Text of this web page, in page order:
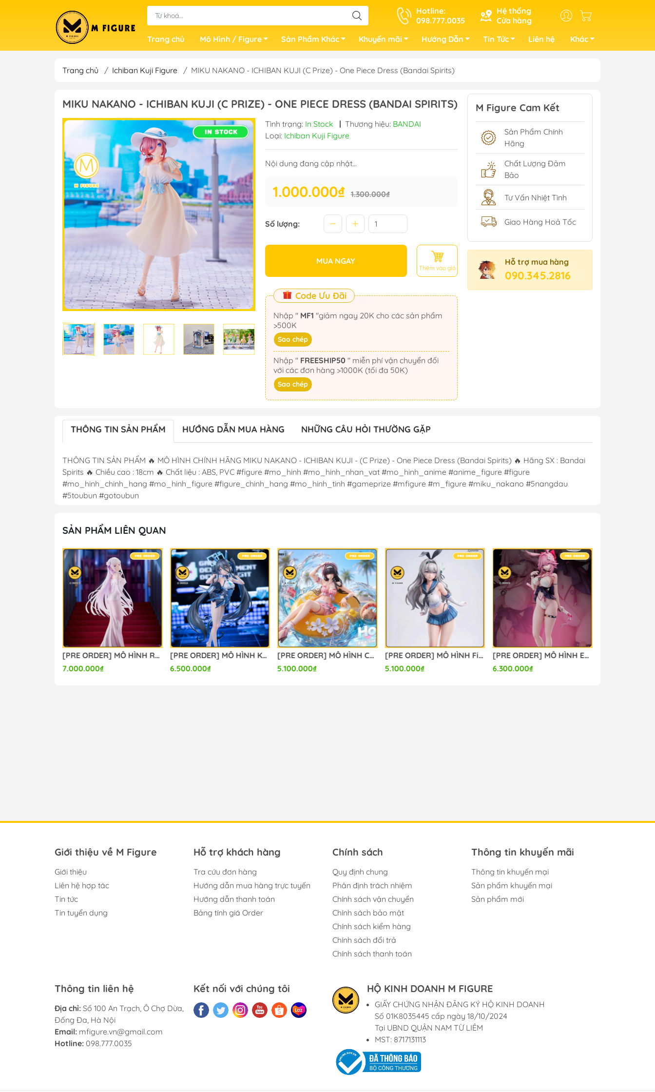
Hotline:
098.777.0035
Hệ thống
Cửa hàng
Trang chủ
Mô Hình / Figure Sản Phẩm Khác Khuyến mãi Hướng Dẫn Tin Tức Liên hệ Khác
Trang chủ / Ichiban Kuji Figure / MIKU NAKANO - ICHIBAN KUJI (C Prize) - One Piece Dress (Bandai Spirits)
MIKU NAKANO - ICHIBAN KUJI (C PRIZE) - ONE PIECE DRESS (BANDAI SPIRITS)
Tình trạng: In Stock | Thương hiệu: BANDAI
Loại: Ichiban Kuji Figure
Nội dung đang cập nhật...
1.000.000₫ 1.300.000₫
Số lượng:
MUA NGAY
Thêm vào giỏ
Code Ưu Đãi
Nhập " MF1
>500K
Sao chép
Nhập " FREESHIP50" miễn phí vận chuyển đối
với các đơn hàng >1000K (tối đa 50K)
Sao chép
M Figure Cam Kết
Sản Phẩm Chính
Hãng
Chất Lượng Đảm
Bảo
Tư Vấn Nhiệt Tình
Giao Hàng Hoả Tốc
Hỗ trợ mua hàng
090.345.2816
THÔNG TIN SẢN PHẨM HƯỚNG DẪN MUA HÀNG NHỮNG CÂU HỎI THƯỜNG GẶP
THÔNG TIN SẢN PHẨM 🔥 MÔ HÌNH CHÍNH HÃNG MIKU NAKANO - ICHIBAN KUJI - (C Prize) - One Piece Dress (Bandai Spirits) 🔥 Hãng SX : Bandai
Spirits 🔥 Chiều cao : 18cm 🔥 Chất liệu : ABS, PVC #figure #mo_hinh #mo_hinh_nhan_vat #mo_hinh_anime #anime_figure #figure
#mo_hinh_chinh_hang #mo_hinh_figure #figure_chinh_hang #mo_hinh_tinh #gameprize #mfigure #m_figure #miku_nakano #5nangdau
#5toubun #gotoubun
SẢN PHẨM LIÊN QUAN
[PRE ORDER] MÔ HÌNH Re:Zero kara Hajimeru Isekai Seikatsu - Emilia - 1/7 - Wedding Dress Ver (Design Coco) FIGURE CHÍNH HÃNG
7.000.000₫
[PRE ORDER] MÔ HÌNH Kei & Aris - Blue Archive (ACGN 02 Studio) FIGURE CHÍNH HÃNG
6.500.000₫
[PRE ORDER] MÔ HÌNH Chisa Swimsuit Ver. - Wuthering Waves (Yaomengmeng Studio) FIGURE CHÍNH HÃNG
5.100.000₫
[PRE ORDER] MÔ HÌNH Firefly - Honkai Star Rail (Lunaria Studio) FIGURE CHÍNH HÃNG
5.100.000₫
[PRE ORDER] MÔ HÌNH Evanescia - Honkai Star Rail (Summer Studio) FIGURE CHÍNH HÃNG
6.300.000₫
Giới thiệu về M Figure
Giới thiệu
Liên hệ hợp tác
Tin tức
Tin tuyển dụng
Hỗ trợ khách hàng
Tra cứu đơn hàng
Hướng dẫn mua hàng trực tuyến
Hướng dẫn thanh toán
Bảng tính giá Order
Chính sách
Quy định chung
Phân định trách nhiệm
Chính sách vận chuyển
Chính sách bảo mật
Chính sách kiểm hàng
Chính sách đổi trả
Chính sách thanh toán
Thông tin khuyến mãi
Thông tin khuyến mại
Sản phẩm khuyến mại
Sản phẩm mới
Thông tin liên hệ
Địa chỉ: Số 100 An Trạch, Ô Chợ Dừa,
Đống Đa, Hà Nội
Email: mfigure.vn@gmail.com
Hotline: 098.777.0035
Kết nối với chúng tôi HỘ KINH DOANH M FIGURE
GIẤY CHỨNG NHẬN ĐĂNG KÝ HỘ KINH DOANH
Số 01K8035445 cấp ngày 18/10/2024
Tại UBND QUẬN NAM TỪ LIÊM
MST: 8717131113